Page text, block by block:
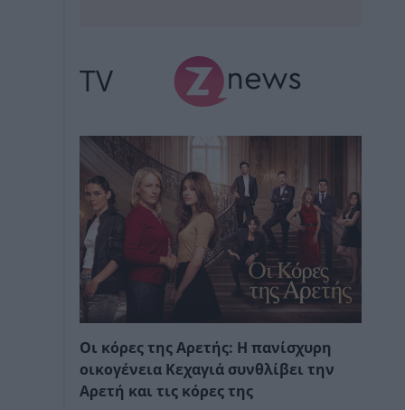
TV
Οι κόρες της Αρετής: Η πανίσχυρη
οικογένεια Κεχαγιά συνθλίβει την
Αρετή και τις κόρες της